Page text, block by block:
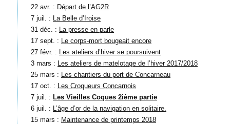
22 avr. : Départ de l’AG2R
7 juil. :
La Belle d’Iroise
31 déc. :
La presse en parle
17 sept. :
Le corps-mort bougeait encore
27 févr. :
Les ateliers d’hiver se poursuivent
3 mars :
Les ateliers de matelotage de l’hiver 2017/2018
25 mars :
Les chantiers du port de Concarneau
17 oct. :
Les Croqueurs Concarnois
7 juil. : Les Vieilles Coques 2ième partie
6 juil. :
L’âge d’or de la navigation en solitaire.
15 mars : Maintenance de printemps 2018